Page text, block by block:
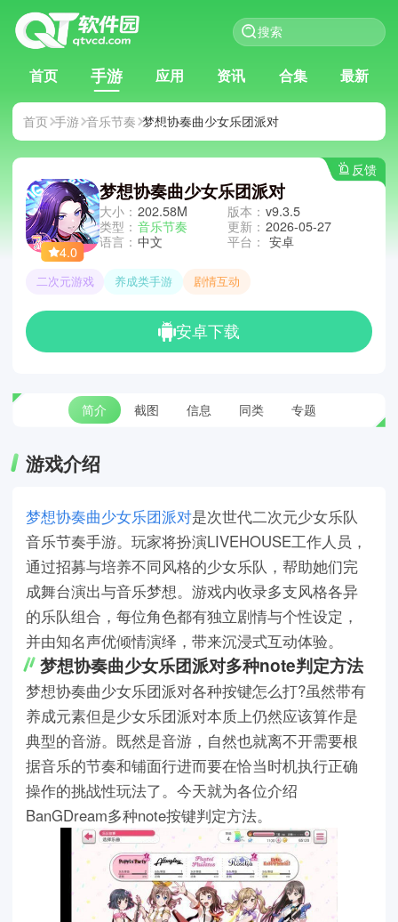
首页 手游 应用 资讯 合集 最新
首页 手游 音乐节奏 梦想协奏曲少女乐团派对
反馈
4.0
梦想协奏曲少女乐团派对
大小： 202.58M
类型： 音乐节奏
语言： 中文
版本： v9.3.5
更新： 2026-05-27
平台： 安卓
二次元游戏 养成类手游 剧情互动
安卓下载
简介 截图 信息 同类 专题
游戏介绍
梦想协奏曲少女乐团派对是次世代二次元少女乐队
音乐节奏手游。玩家将扮演LIVEHOUSE工作人员，
通过招募与培养不同风格的少女乐队，帮助她们完
成舞台演出与音乐梦想。游戏内收录多支风格各异
的乐队组合，每位角色都有独立剧情与个性设定，
并由知名声优倾情演绎，带来沉浸式互动体验。
梦想协奏曲少女乐团派对多种note判定方法
梦想协奏曲少女乐团派对各种按键怎么打?虽然带有
养成元素但是少女乐团派对本质上仍然应该算作是
典型的音游。既然是音游，自然也就离不开需要根
据音乐的节奏和铺面行进而要在恰当时机执行正确
操作的挑战性玩法了。今天就为各位介绍
BanGDream多种note按键判定方法。